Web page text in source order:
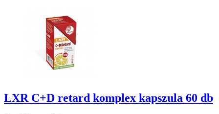
LXR C+D retard komplex kapszula 60 db